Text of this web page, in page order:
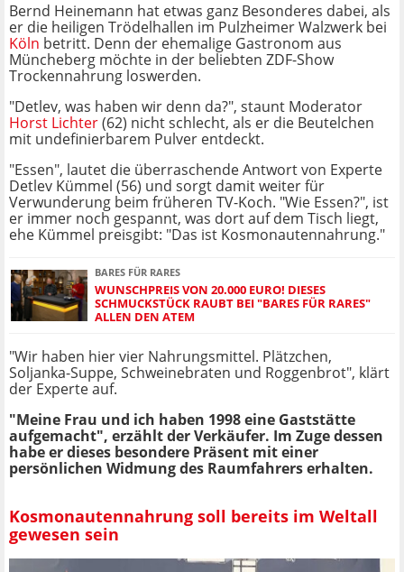
Bernd Heinemann hat etwas ganz Besonderes dabei, als
er die heiligen Trödelhallen im Pulzheimer Walzwerk bei
Köln betritt. Denn der ehemalige Gastronom aus
Müncheberg möchte in der beliebten ZDF-Show
Trockennahrung loswerden.
"Detlev, was haben wir denn da?", staunt Moderator
Horst Lichter(62) nicht schlecht, als er die Beutelchen
mit undefinierbarem Pulver entdeckt.
"Essen", lautet die überraschende Antwort von Experte
Detlev Kümmel (56) und sorgt damit weiter für
Verwunderung beim früheren TV-Koch. "Wie Essen?", ist
er immer noch gespannt, was dort auf dem Tisch liegt,
ehe Kümmel preisgibt: "Das ist Kosmonautennahrung."
BARES FÜR RARES
WUNSCHPREIS VON 20.000 EURO! DIESES
SCHMUCKSTÜCK RAUBT BEI "BARES FÜR RARES"
ALLEN DEN ATEM
"Wir haben hier vier Nahrungsmittel. Plätzchen,
Soljanka-Suppe, Schweinebraten und Roggenbrot", klärt
der Experte auf.
"Meine Frau und ich haben 1998 eine Gaststätte
aufgemacht", erzählt der Verkäufer. Im Zuge dessen
habe er dieses besondere Präsent mit einer
persönlichen Widmung des Raumfahrers erhalten.
Kosmonautennahrung soll bereits im Weltall
gewesen sein